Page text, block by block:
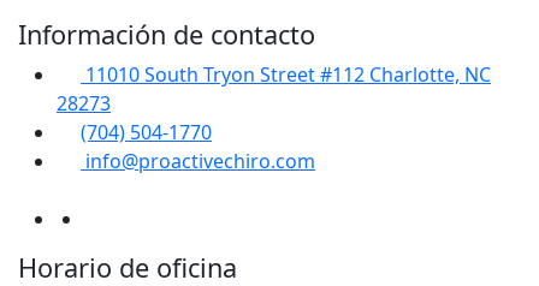
Información de contacto
11010 South Tryon Street #112 Charlotte, NC
28273
(704) 504-1770
info@proactivechiro.com
Horario de oficina